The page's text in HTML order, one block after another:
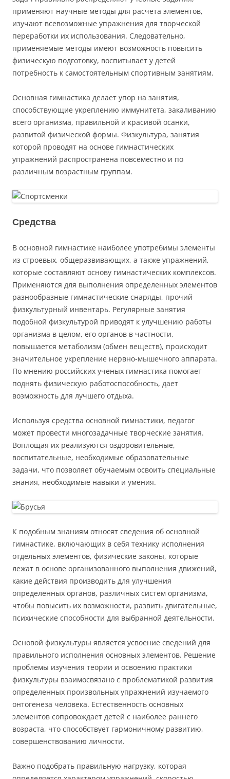
применяют научные методы для расчета элементов,
изучают всевозможные упражнения для творческой
переработки их использования. Следовательно,
применяемые методы имеют возможность повысить
физическую подготовку, воспитывает у детей
потребность к самостоятельным спортивным занятиям.
Основная гимнастика делает упор на занятия,
способствующие укреплению иммунитета, закаливанию
всего организма, правильной и красивой осанки,
развитой физической формы. Физкультура, занятия
которой проводят на основе гимнастических
упражнений распространена повсеместно и по
различным возрастным группам.
Средства
В основной гимнастике наиболее употребимы элементы
из строевых, общеразвивающих, а также упражнений,
которые составляют основу гимнастических комплексов.
Применяются для выполнения определенных элементов
разнообразные гимнастические снаряды, прочий
физкультурный инвентарь. Регулярные занятия
подобной физкультурой приводят к улучшению работы
организма в целом, его органов в частности,
повышается метаболизм (обмен веществ), происходит
значительное укрепление нервно-мышечного аппарата.
По мнению российских ученых гимнастика помогает
поднять физическую работоспособность, дает
возможность для лучшего отдыха.
Используя средства основной гимнастики, педагог
может провести многозадачные творческие занятия.
Воплощая их реализуются оздоровительные,
воспитательные, необходимые образовательные
задачи, что позволяет обучаемым освоить специальные
знания, необходимые навыки и умения.
К подобным знаниям относят сведения об основной
гимнастике, включающих в себя технику исполнения
отдельных элементов, физические законы, которые
лежат в основе организованного выполнения движений,
какие действия производить для улучшения
определенных органов, различных систем организма,
чтобы повысить их возможности, развить двигательные,
психические способности для выбранной деятельности.
Основой физкультуры является усвоение сведений для
правильного исполнения основных элементов. Решение
проблемы изучения теории и освоению практики
физкультуры взаимосвязано с проблематикой развития
определенных произвольных упражнений изучаемого
онтогенеза человека. Естественность основных
элементов сопровождает детей с наиболее раннего
возраста, что способствует гармоничному развитию,
совершенствованию личности.
Важно подобрать правильную нагрузку, которая